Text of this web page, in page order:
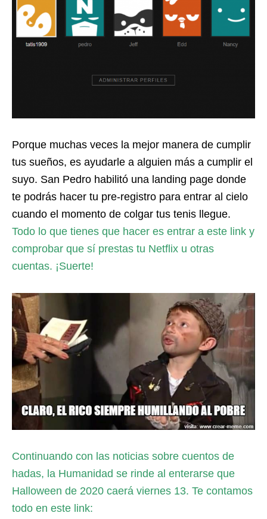
Porque muchas veces la mejor manera de cumplir
tus sueños, es ayudarle a alguien más a cumplir el
suyo. San Pedro habilitó una landing page donde
te podrás hacer tu pre-registro para entrar al cielo
cuando el momento de colgar tus tenis llegue.
Todo lo que tienes que hacer es entrar a este link y
comprobar que sí prestas tu Netflix u otras
cuentas. ¡Suerte!
Continuando con las noticias sobre cuentos de
hadas, la Humanidad se rinde al enterarse que
Halloween de 2020 caerá viernes 13. Te contamos
todo en este link: